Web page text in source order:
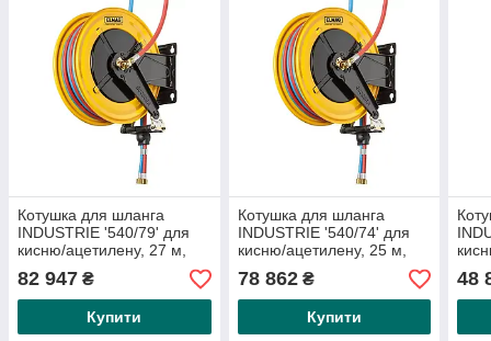
Котушка для шланга
INDUSTRIE '540/79' для
кисню/ацетилену, 27 м,
2x3/8 мм, 20 барів
82 947 ₴
Купити
Котушка для шланга
INDUSTRIE '540/74' для
кисню/ацетилену, 25 м,
2x5/16 мм, 20 барів
78 862₴
Купити
48